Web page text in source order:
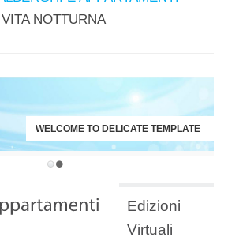
VITA NOTTURNA
WELCOME TO DELICATE TEMPLATE
JUST ANOTHER WORDPRESS SITE
Edizioni
Virtuali